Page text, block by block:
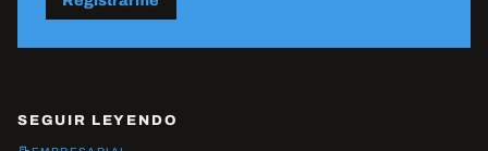
SEGUIR LEYENDO